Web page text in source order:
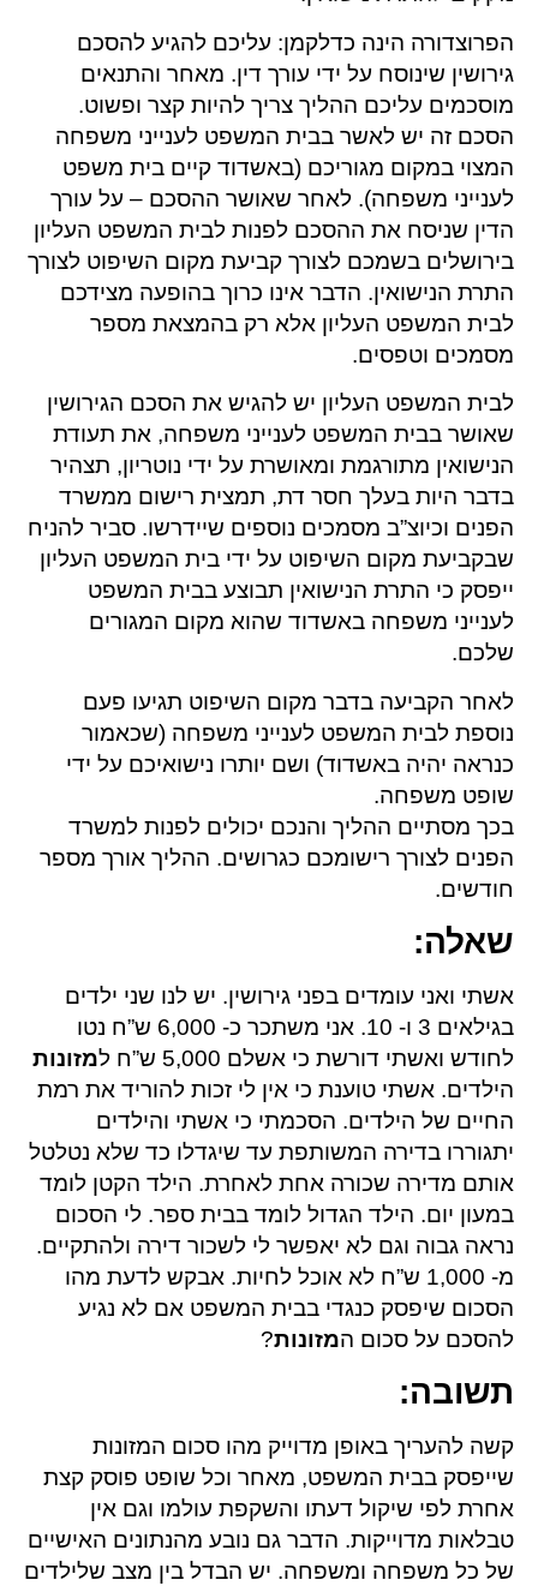
הפרוצדורה הינה כדלקמן: עליכם להגיע להסכם
גירושין שינוסח על ידי עורך דין. מאחר והתנאים
מוסכמים עליכם ההליך צריך להיות קצר ופשוט.
הסכם זה יש לאשר בבית המשפט לענייני משפחה
המצוי במקום מגוריכם (באשדוד קיים בית משפט
לענייני משפחה). לאחר שאושר ההסכם – על עורך
הדין שניסח את ההסכם לפנות לבית המשפט העליון
בירושלים בשמכם לצורך קביעת מקום השיפוט לצורך
התרת הנישואין. הדבר אינו כרוך בהופעה מצידכם
לבית המשפט העליון אלא רק בהמצאת מספר
מסמכים וטפסים.
לבית המשפט העליון יש להגיש את הסכם הגירושין
שאושר בבית המשפט לענייני משפחה, את תעודת
הנישואין מתורגמת ומאושרת על ידי נוטריון, תצהיר
בדבר היות בעלך חסר דת, תמצית רישום ממשרד
הפנים וכיוצ”ב מסמכים נוספים שיידרשו. סביר להניח
שבקביעת מקום השיפוט על ידי בית המשפט העליון
ייפסק כי התרת הנישואין תבוצע בבית המשפט
לענייני משפחה באשדוד שהוא מקום המגורים
שלכם.
לאחר הקביעה בדבר מקום השיפוט תגיעו פעם
נוספת לבית המשפט לענייני משפחה (שכאמור
כנראה יהיה באשדוד) ושם יותרו נישואיכם על ידי
שופט משפחה.
בכך מסתיים ההליך והנכם יכולים לפנות למשרד
הפנים לצורך רישומכם כגרושים. ההליך אורך מספר
חודשים.
שאלה:
אשתי ואני עומדים בפני גירושין. יש לנו שני ילדים
בגילאים 3 ו- 10. אני משתכר כ- 6,000 ש”ח נטו
לחודש ואשתי דורשת כי אשלם 5,000 ש”ח ל
מזונות
הילדים. אשתי טוענת כי אין לי זכות להוריד את רמת
החיים של הילדים. הסכמתי כי אשתי והילדים
יתגוררו בדירה המשותפת עד שיגדלו כד שלא נטלטל
אותם מדירה שכורה אחת לאחרת. הילד הקטן לומד
במעון יום. הילד הגדול לומד בבית ספר. לי הסכום
נראה גבוה וגם לא יאפשר לי לשכור דירה ולהתקיים.
מ- 1,000 ש”ח לא אוכל לחיות. אבקש לדעת מהו
הסכום שיפסק כנגדי בבית המשפט אם לא נגיע
להסכם על סכום המזונות?
תשובה:
קשה להעריך באופן מדוייק מהו סכום המזונות
שייפסק בבית המשפט, מאחר וכל שופט פוסק קצת
אחרת לפי שיקול דעתו והשקפת עולמו וגם אין
טבלאות מדוייקות. הדבר גם נובע מהנתונים האישיים
של כל משפחה ומשפחה. יש הבדל בין מצב שלילדים